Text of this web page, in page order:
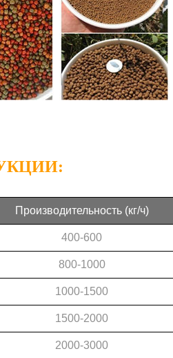
Производительность (кг/ч)
400-600
800-1000
1000-1500
1500-2000
2000-3000